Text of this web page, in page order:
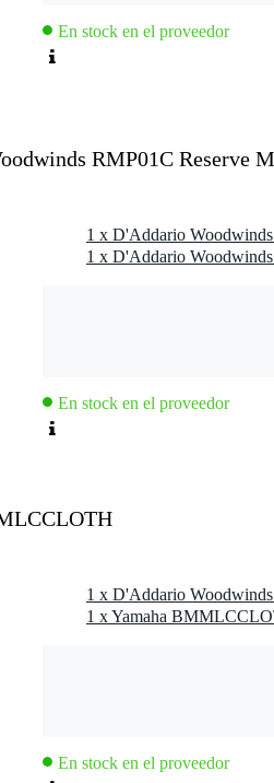
En stock en el proveedor
RMP01C Reserve
En stock en el proveedor
En stock en el proveedor